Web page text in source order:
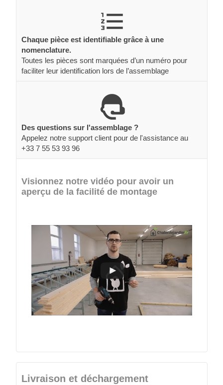
Chaque pièce est identifiable grâce à une
nomenclature.
Toutes les pièces sont marquées d’un numéro pour
faciliter leur identification lors de l’assemblage
Des questions sur l'assemblage ?
Appelez notre support client pour de l'assistance au
+33 7 55 53 93 96
Visionnez notre vidéo pour avoir un
aperçu de la facilité de montage
Livraison et déchargement